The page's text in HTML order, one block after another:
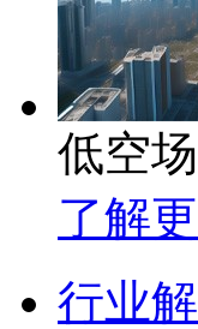
低空
了解
行业